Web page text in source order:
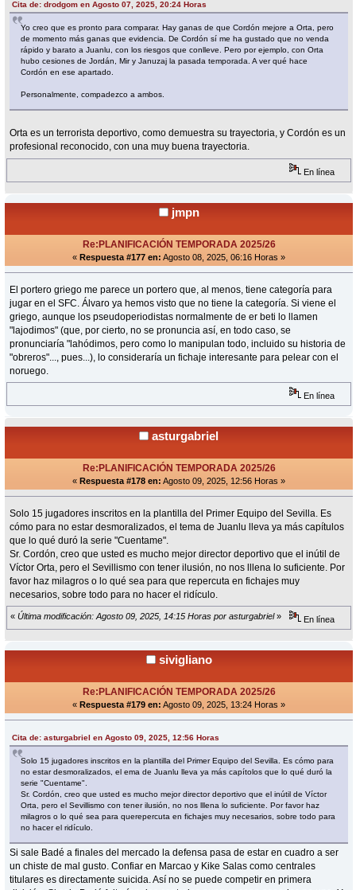
Cita de: drodgom en Agosto 07, 2025, 20:24 Horas
Yo creo que es pronto para comparar. Hay ganas de que Cordón mejore a Orta, pero
de momento más ganas que evidencia. De Cordón sí me ha gustado que no venda
rápido y barato a Juanlu, con los riesgos que conlleve. Pero por ejemplo, con Orta
hubo cesiones de Jordán, Mir y Januzaj la pasada temporada. A ver qué hace
Cordón en ese apartado.
Personalmente, compadezco a ambos.
Orta es un terrorista deportivo, como demuestra su trayectoria, y Cordón es un
profesional reconocido, con una muy buena trayectoria.
En línea
jmpn
Re:PLANIFICACIÓN TEMPORADA 2025/26
« Respuesta #177 en: Agosto 08, 2025, 06:16 Horas »
El portero griego me parece un portero que, al menos, tiene categoría para
jugar en el SFC. Álvaro ya hemos visto que no tiene la categoría. Si viene el
griego, aunque los pseudoperiodistas normalmente de er beti lo llamen
"lajodimos" (que, por cierto, no se pronuncia así, en todo caso, se
pronunciaría "lahódimos, pero como lo manipulan todo, incluido su historia de
"obreros"..., pues...), lo consideraría un fichaje interesante para pelear con el
noruego.
En línea
asturgabriel
Re:PLANIFICACIÓN TEMPORADA 2025/26
« Respuesta #178 en: Agosto 09, 2025, 12:56 Horas »
Solo 15 jugadores inscritos en la plantilla del Primer Equipo del Sevilla. Es
cómo para no estar desmoralizados, el tema de Juanlu lleva ya más capítulos
que lo qué duró la serie "Cuentame".
Sr. Cordón, creo que usted es mucho mejor director deportivo que el inútil de
Víctor Orta, pero el Sevillismo con tener ilusión, no nos lllena lo suficiente. Por
favor haz milagros o lo qué sea para que repercuta en fichajes muy
necesarios, sobre todo para no hacer el ridículo.
« Última modificación: Agosto 09, 2025, 14:15 Horas por asturgabriel» En línea
sivigliano
Re:PLANIFICACIÓN TEMPORADA 2025/26
« Respuesta #179 en: Agosto 09, 2025, 13:24 Horas »
Cita de: asturgabriel en Agosto 09, 2025, 12:56 Horas
Solo 15 jugadores inscritos en la plantilla del Primer Equipo del Sevilla. Es cómo para
no estar desmoralizados, el ema de Juanlu lleva ya más capítolos que lo qué duró la
serie "Cuentame".
Sr. Cordón, creo que usted es mucho mejor director deportivo que el inútil de Víctor
Orta, pero el Sevillismo con tener ilusión, no nos lllena lo suficiente. Por favor haz
milagros o lo qué sea para querepercuta en fichajes muy necesarios, sobre todo para
no hacer el ridículo.
Si sale Badé a finales del mercado la defensa pasa de estar en cuadro a ser
un chiste de mal gusto. Confiar en Marcao y Kike Salas como centrales
titulares es directamente suicida. Así no se puede competir en primera